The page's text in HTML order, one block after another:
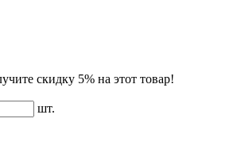
скидку 5% на этот товар!
шт.